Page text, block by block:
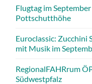
Flugtag im
Pottschutthöhe
Euroclassic: Zucchini
mit Musik im
RegionalFAHRrum
Südwestpfalz